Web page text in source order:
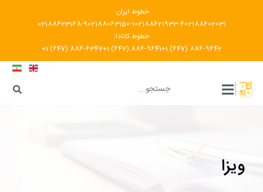
خطوط ایران:
02188623168-902188063150-102188621933-402188602031
خطوط کانادا:
+1 (647) 886-6347+1 (647) 886-9641+1 (647) 886-9642
|
ویزا